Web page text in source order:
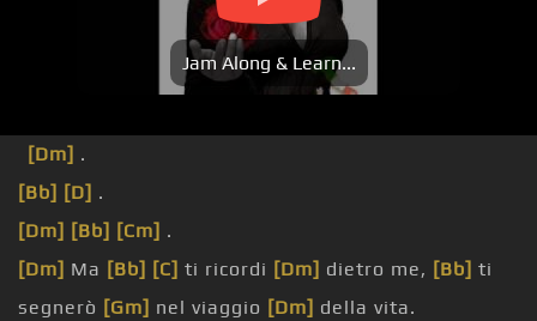
Jam Along & Learn...
[Dm] .
[Bb] [D] .
[Dm] [Bb] [Cm] .
[Dm] Ma [Bb] [C] ti ricordi [Dm] dietro me, [Bb] ti
segnerò [Gm] nel viaggio [Dm] della vita.